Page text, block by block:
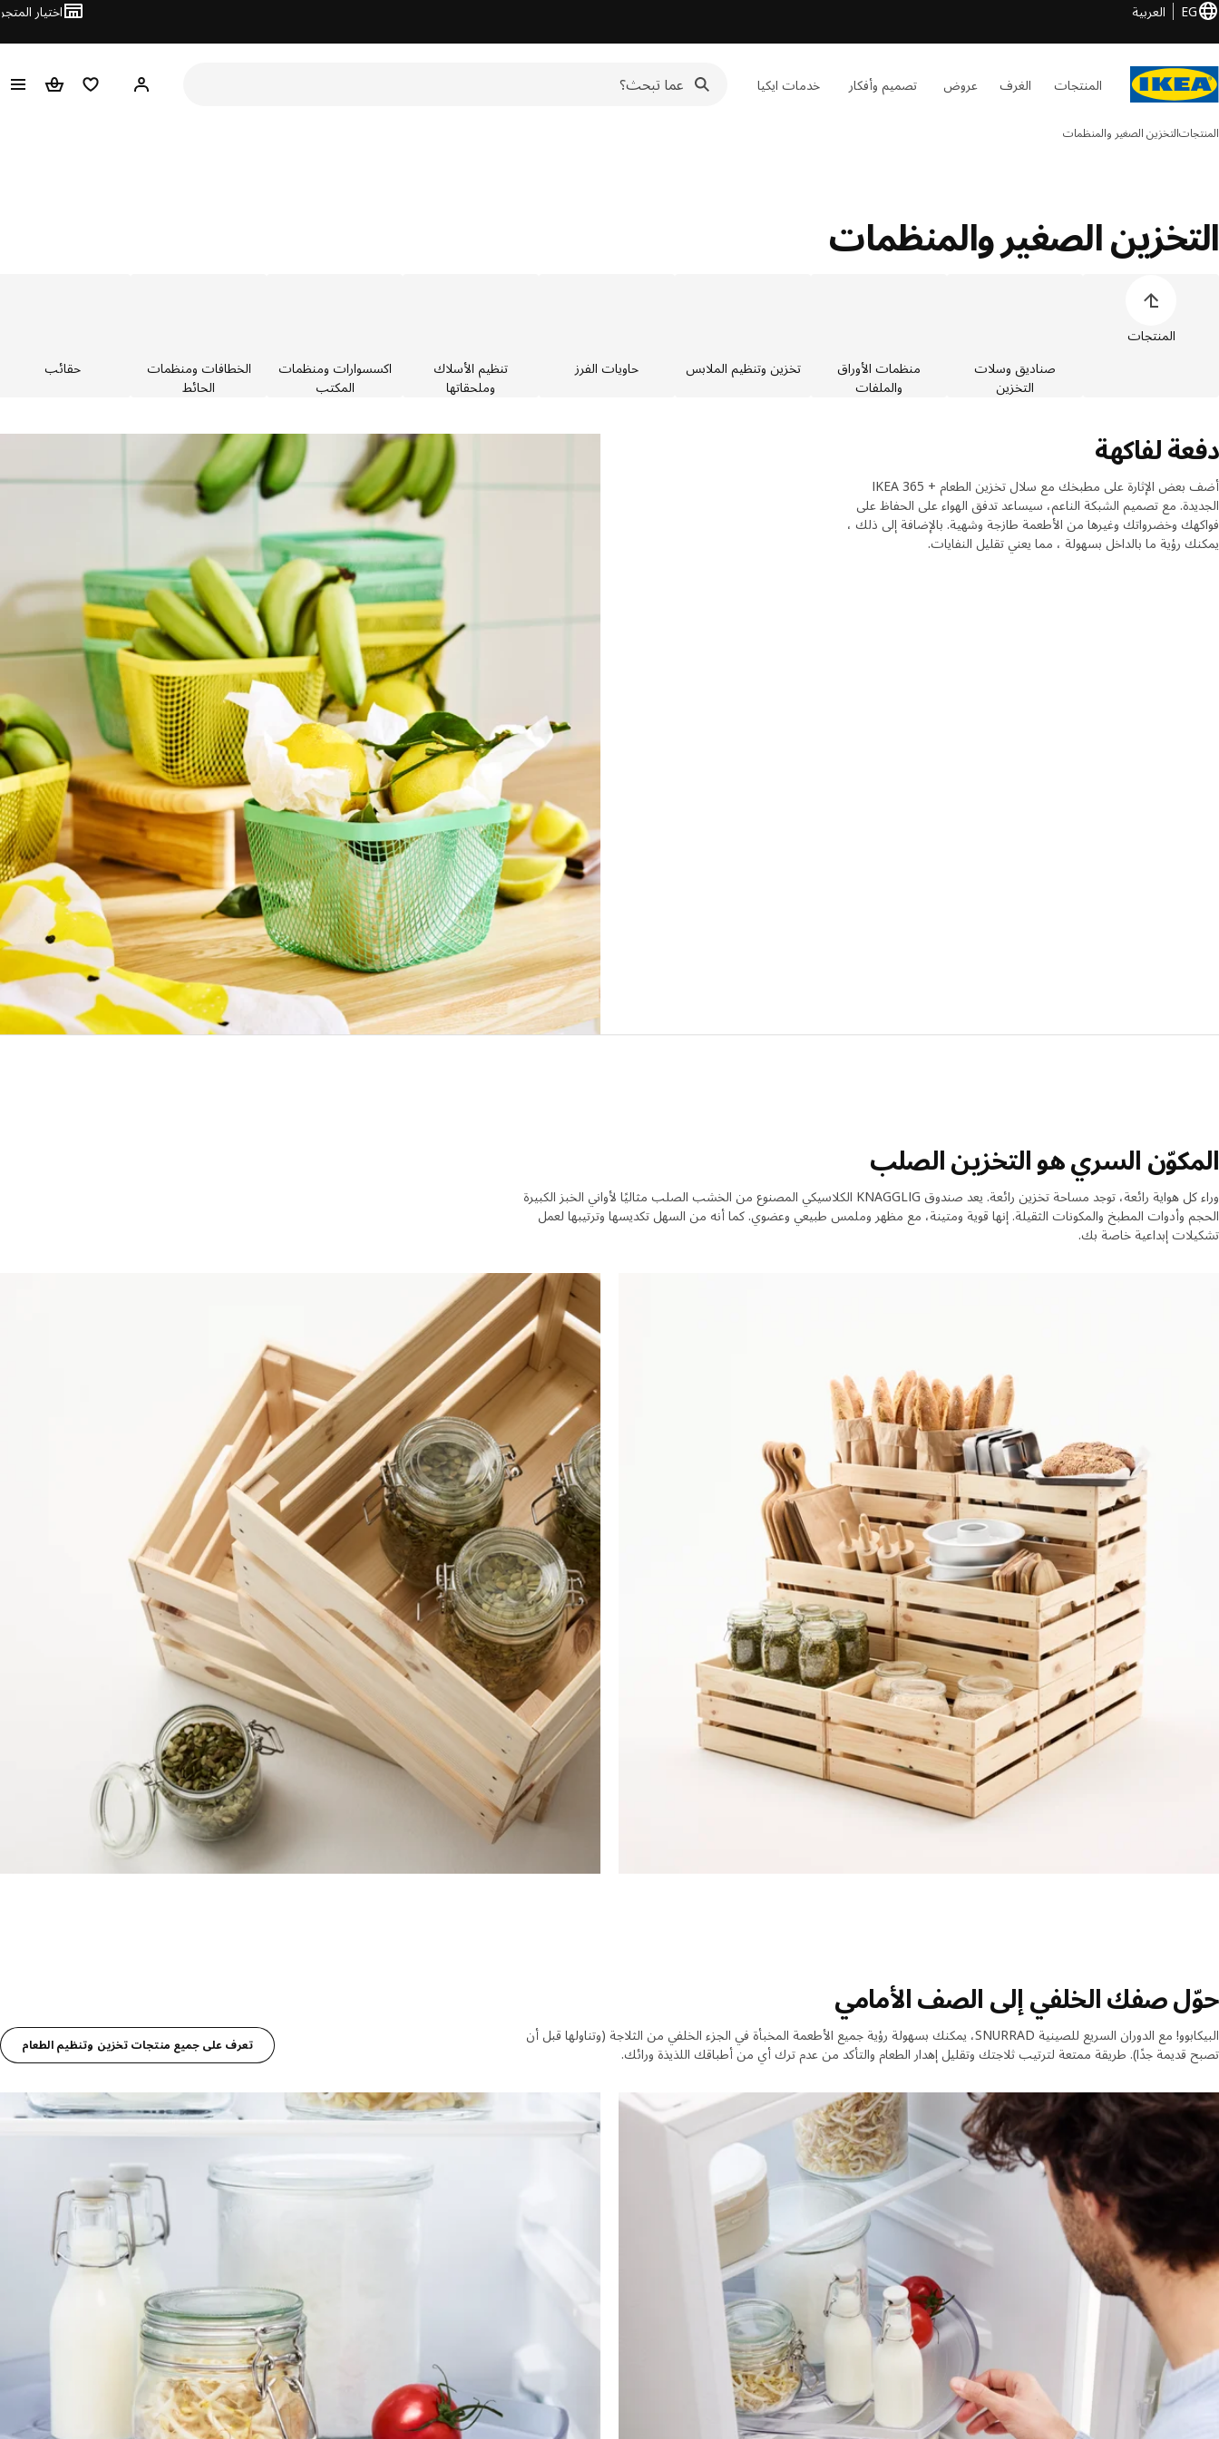
EG العربية اختيار المتجر
المنتجات الغرف عروض تصميم وأفكار خدمات ايكيا مرحباً! تسجيل الدخول أو
قائمة التسوق
سلة
المنتجاتالتخزين الصغير والمنظمات
التخزين الصغير والمنظمات
المنتجات
صناديق وسلات
التخزين
منظمات الأوراق
والملفات
تخزين وتنظيم الملابس حاويات الفرز
تنظيم الأسلاك
وملحقاتها
اكسسوارات ومنظمات
المكتب
الخطافات ومنظمات
الحائط
حقائب
دفعة لفاكهة
أضف بعض الإثارة على مطبخك مع سلال تخزين الطعام + IKEA 365
الجديدة. مع تصميم الشبكة الناعم، سيساعد تدفق الهواء على الحفاظ على
فواكهك وخضرواتك وغيرها من الأطعمة طازجة وشهية. بالإضافة إلى ذلك ،
يمكنك رؤية ما بالداخل بسهولة ، مما يعني تقليل النفايات.
المكوّن السري هو التخزين الصلب
وراء كل هواية رائعة، توجد مساحة تخزين رائعة. يعد صندوق KNAGGLIG الكلاسيكي المصنوع من الخشب الصلب مثاليًا لأواني الخبز الكبيرة
الحجم وأدوات المطبخ والمكونات الثقيلة. إنها قوية ومتينة، مع مظهر وملمس طبيعي وعضوي. كما أنه من السهل تكديسها وترتيبها لعمل
تشكيلات إبداعية خاصة بك.
حوّل صفك الخلفي إلى الصف الأمامي
البيكابوو! مع الدوران السريع للصينية SNURRAD، يمكنك بسهولة رؤية جميع الأطعمة المخبأة في الجزء الخلفي من الثلاجة (وتناولها قبل أن
تصبح قديمة جدًا). طريقة ممتعة لترتيب ثلاجتك وتقليل إهدار الطعام والتأكد من عدم ترك أي من أطباقك اللذيذة ورائك.
تعرف على جميع منتجات تخزين وتنظيم الطعام